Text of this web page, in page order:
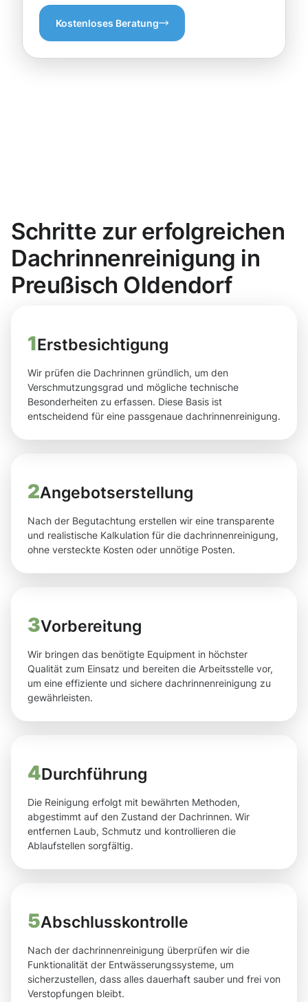
Kostenloses Beratung
Schritte zur erfolgreichen
Dachrinnenreinigung in
Preußisch Oldendorf
1Erstbesichtigung
Wir prüfen die Dachrinnen gründlich, um den
Verschmutzungsgrad und mögliche technische
Besonderheiten zu erfassen. Diese Basis ist
entscheidend für eine passgenaue dachrinnenreinigung.
2Angebotserstellung
Nach der Begutachtung erstellen wir eine transparente
und realistische Kalkulation für die dachrinnenreinigung,
ohne versteckte Kosten oder unnötige Posten.
3Vorbereitung
Wir bringen das benötigte Equipment in höchster
Qualität zum Einsatz und bereiten die Arbeitsstelle vor,
um eine effiziente und sichere dachrinnenreinigung zu
gewährleisten.
4Durchführung
Die Reinigung erfolgt mit bewährten Methoden,
abgestimmt auf den Zustand der Dachrinnen. Wir
entfernen Laub, Schmutz und kontrollieren die
Ablaufstellen sorgfältig.
5Abschlusskontrolle
Nach der dachrinnenreinigung überprüfen wir die
Funktionalität der Entwässerungssysteme, um
sicherzustellen, dass alles dauerhaft sauber und frei von
Verstopfungen bleibt.